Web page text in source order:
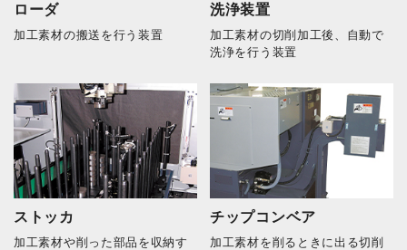
ローダ
加工素材の搬送を行う装置
洗浄装置
加工素材の切削加工後、自動で
洗浄を行う装置
ストッカ
加工素材や削った部品を収納す
チップコンベア
加工素材を削るときに出る切削